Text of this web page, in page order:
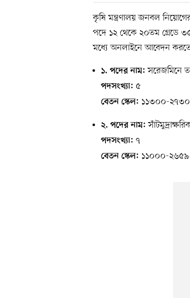
কৃষি মন্ত্রণালয় জনবল নিয়োগের
পদে ১২ থেকে ২০তম গ্রেডে
মধ্যে অনলাইনে আবেদন
১. পদের নাম: সরেজমিনে
পদসংখ্যা: ৫
বেতন স্কেল: ১১৩০০-
২. পদের নাম:
পদসংখ্যা: ৭
বেতন স্কেল: ১১০০০-